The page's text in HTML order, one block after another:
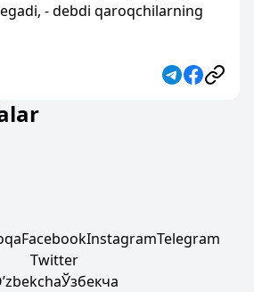
- debdi qaroqchilarning
FacebookInstagramTelegram
Twitter
Ўзбекча